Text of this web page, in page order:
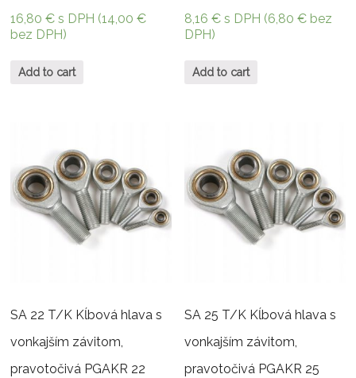
16,80€ s DPH (14,00€
bez DPH)
Add to cart
8,16€ s DPH (6,80€ bez
DPH)
Add to cart
SA 22 T/K Kĺbová hlava s
vonkajším závitom,
pravotočivá PGAKR 22
SA 25 T/K Kĺbová hlava s
vonkajším závitom,
pravotočivá PGAKR 25